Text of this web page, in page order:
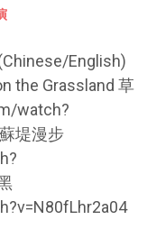
English)
the Grassland 草
watch?
堤漫步